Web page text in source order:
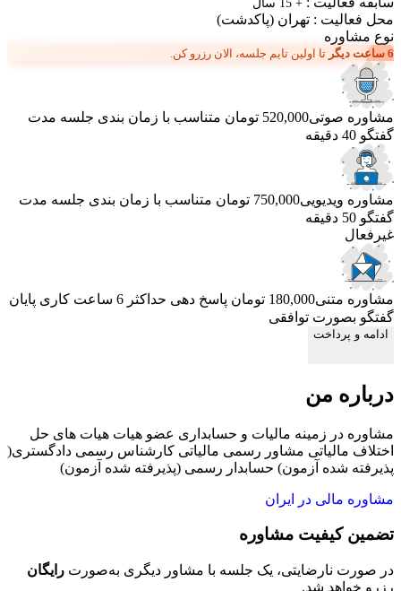
+ 15 سال
محل فعالیت : تهران (پاکدشت)
نوع مشاوره
6 ساعت دیگر تا اولین تایم جلسه، الان رزرو کن.
مشاوره صوتی520,000 تومان متناسب با زمان بندی جلسه مدت
گفتگو 40 دقیقه
مشاوره ویدیویی750,000 تومان متناسب با زمان بندی جلسه مدت
گفتگو 50 دقیقه
غیرفعال
مشاوره متنی180,000 تومان پاسخ دهی حداکثر 6 ساعت کاری
پایان
گفتگو بصورت توافقی
ادامه و پرداخت
درباره من
مشاوره در زمینه مالیات و حسابداری عضو هیات هیات های حل
اختلاف مالیاتی مشاور رسمی مالیاتی کارشناس رسمی دادگستری(
پذیرفته شده آزمون) حسابدار رسمی (پذیرفته شده آزمون)
مشاوره مالی در ایران
تضمین کیفیت مشاوره
در صورت نارضایتی، یک جلسه با مشاور دیگری به‌صورت رایگان
رزرو خواهد شد.